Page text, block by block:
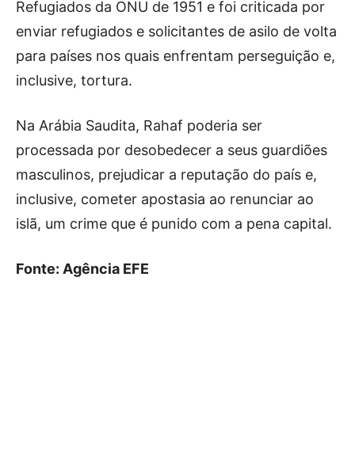
Refugiados da ONU de 1951 e foi criticada por
enviar refugiados e solicitantes de asilo de volta
para países nos quais enfrentam perseguição e,
inclusive, tortura.
Na Arábia Saudita, Rahaf poderia ser
processada por desobedecer a seus guardiões
masculinos, prejudicar a reputação do país e,
inclusive, cometer apostasia ao renunciar ao
islã, um crime que é punido com a pena capital.
Fonte: Agência EFE